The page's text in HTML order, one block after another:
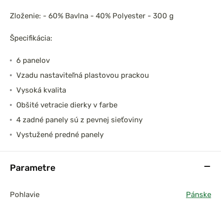
Zloženie: - 60% Bavlna - 40% Polyester - 300 g
Špecifikácia:
6 panelov
Vzadu nastaviteľná plastovou prackou
Vysoká kvalita
Obšité vetracie dierky v farbe
4 zadné panely sú z pevnej sieťoviny
Vystužené predné panely
Parametre
Pohlavie Pánske